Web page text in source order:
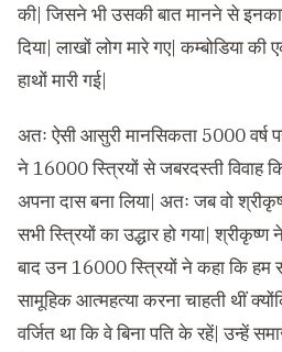
की| जिसने भी उसकी बात मानने से
दिया| लाखों लोग मारे गए| कम्बोडिया
हाथों मारी गई|
अतः ऐसी आसुरी मानसिकता 5000 वर्ष
ने 16000 स्त्रियों से जबरदस्ती विवाह
अपना दास बना लिया| अतः जब वो
सभी स्त्रियों का उद्धार हो गया|
बाद उन 16000 स्त्रियों ने कहा कि
सामूहिक आत्महत्या करना चाहती थीं
वर्जित था कि वे बिना पति के रहें| उन्हें